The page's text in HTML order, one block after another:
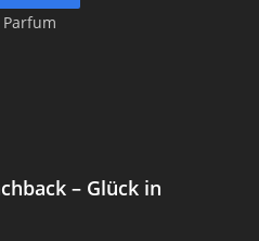
– Glück in